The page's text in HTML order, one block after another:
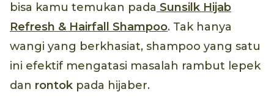
bisa kamu temukan pada Sunsilk Hijab
Refresh & Hairfall Shampoo. Tak hanya
wangi yang berkhasiat, shampoo yang satu
ini efektif mengatasi masalah rambut lepek
dan rontok pada hijaber.